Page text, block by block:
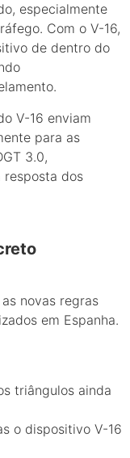
especialmente
Com o V-16,
de dentro do
V-16 enviam
para as
3.0,
resposta dos
novas regras
em Espanha.
triângulos ainda
o dispositivo V-16